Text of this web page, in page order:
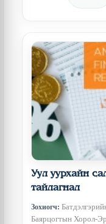
Уул уурхайн
тайлагнал
Зохиогч:
Баярцогтын Хорол-